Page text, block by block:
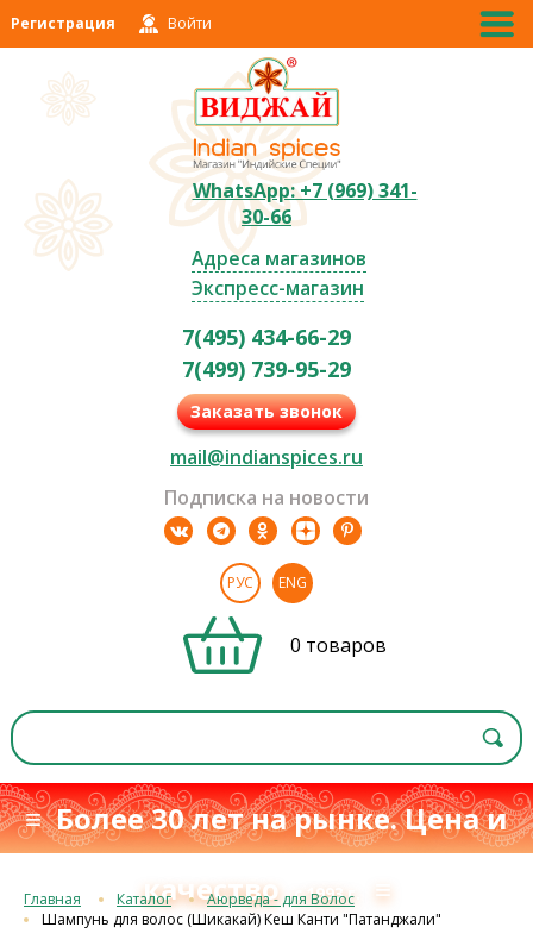
Регистрация Войти
WhatsApp: +7 (969) 341-
30-66
Адреса магазинов
Экспресс-магазин
7(495) 434-66-29
7(499) 739-95-29
Заказать звонок
mail@indianspices.ru
Подписка на новости
РУС ENG
0 товаров
≡ Более 30 лет на рынке. Цена и
качествос 1993 г. ≡
Главная Каталог
Аюрведа - для Волос
Шампунь для волос (Шикакай) Кеш Канти "Патанджали"